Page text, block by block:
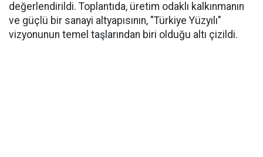
değerlendirildi. Toplantıda, üretim odaklı kalkınmanın
ve güçlü bir sanayi altyapısının, "Türkiye Yüzyılı"
vizyonunun temel taşlarından biri olduğu altı çizildi.